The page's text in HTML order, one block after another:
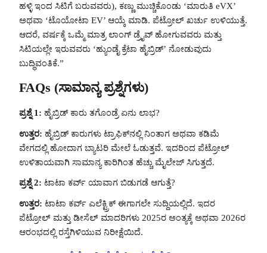
ಹಳ್ಳಿ ಇಂದ ಸಿಟಿಗೆ ಬರುವವರು), ಕಣ್ಣು ಮುಚ್ಚಿಕೊಂಡು ‘ಮಾರುತಿ eVX’
ಅಥವಾ ‘ಟೊಯೋಟಾ EV’ ಆಯ್ಕೆ ಮಾಡಿ. ಪೆಟ್ರೋಲ್ ಖರ್ಚು ಉಳಿಯುತ್ತೆ.
ಆದರೆ, ವರ್ಷಕ್ಕೆ ಒಮ್ಮೆ ಮಾತ್ರ ಲಾಂಗ್ ಡ್ರೈವ್ ಹೋಗುವವರು ಮತ್ತು
ಸಿಟಿಯಲ್ಲೇ ಇರುವವರು ‘ಹ್ಯುಂಡೈ ಕ್ರೆಟಾ ಹೈಬ್ರಿಡ್’ ನೋಡುವುದು
ಬುದ್ಧಿವಂತಿಕೆ.”
FAQs (ಸಾಮಾನ್ಯ ಪ್ರಶ್ನೆಗಳು)
ಪ್ರಶ್ನೆ 1: ಹೈಬ್ರಿಡ್ ಕಾರು ತಗೊಂಡ್ರೆ ಏನು ಲಾಭ?
ಉತ್ತರ: ಹೈಬ್ರಿಡ್ ಕಾರುಗಳು ಟ್ರಾಫಿಕ್‌ನಲ್ಲಿ ನಿಂತಾಗ ಅಥವಾ ಕಡಿಮೆ
ವೇಗದಲ್ಲಿ ಹೋದಾಗ ಬ್ಯಾಟರಿ ಮೇಲೆ ಓಡುತ್ತವೆ. ಇದರಿಂದ ಪೆಟ್ರೋಲ್
ಉಳಿತಾಯವಾಗಿ ಸಾಮಾನ್ಯ ಕಾರಿಗಿಂತ ಹೆಚ್ಚು ಮೈಲೇಜ್ ಸಿಗುತ್ತದೆ.
ಪ್ರಶ್ನೆ 2: ಟಾಟಾ ಕರ್ವ್ ಯಾವಾಗ ಬಿಡುಗಡೆ ಆಗುತ್ತೆ?
ಉತ್ತರ: ಟಾಟಾ ಕರ್ವ್ ಎಲೆಕ್ಟ್ರಿಕ್ ಈಗಾಗಲೇ ಸುದ್ದಿಯಲ್ಲಿದೆ. ಇದರ
ಪೆಟ್ರೋಲ್ ಮತ್ತು ಡೀಸೆಲ್ ಮಾದರಿಗಳು 2025ರ ಅಂತ್ಯಕ್ಕೆ ಅಥವಾ 2026ರ
ಆರಂಭದಲ್ಲಿ ರಸ್ತೆಗಿಳಿಯುವ ನಿರೀಕ್ಷೆಯಿದೆ.